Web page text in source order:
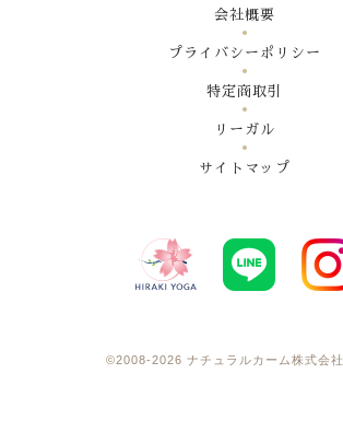
会社概要
プライバシーポリシー
特定商取引
リーガル
サイトマップ
©2008-2026 ナチュラルカーム株式会社